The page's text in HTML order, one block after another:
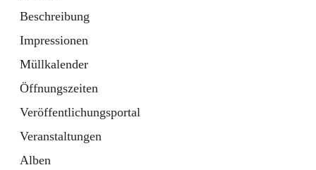
Beschreibung
Impressionen
Müllkalender
Öffnungszeiten
Veröffentlichungsportal
Veranstaltungen
Alben
1 Schnellzugriff
Bürgerservice
10 Schnellzugriffe